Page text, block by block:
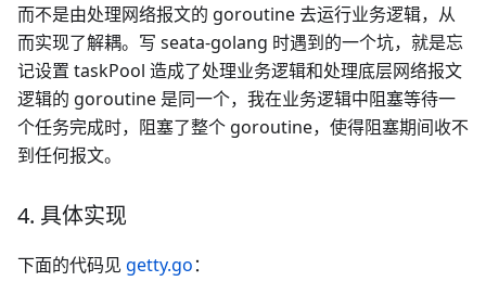
而不是由处理网络报文的 goroutine 去运行业务逻辑，从
而实现了解耦。写 seata-golang 时遇到的一个坑，就是忘
记设置 taskPool 造成了处理业务逻辑和处理底层网络报文
逻辑的 goroutine 是同一个，我在业务逻辑中阻塞等待一
个任务完成时，阻塞了整个 goroutine，使得阻塞期间收不
到任何报文。
4. 具体实现
下面的代码见 getty.go：